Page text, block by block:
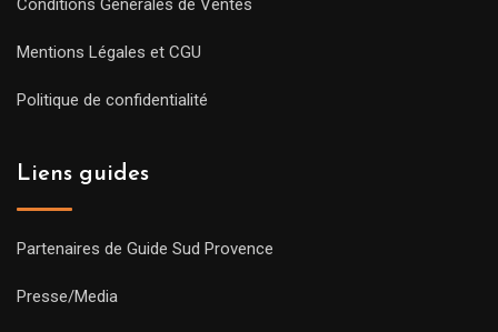
Conditions Générales de Ventes
Mentions Légales et CGU
Politique de confidentialité
Liens guides
Partenaires de Guide Sud Provence
Presse/Media